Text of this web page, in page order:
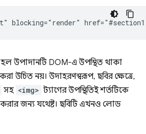
হল উপাদানটি DOM-এ উপস্থিত থাকা
উচিত নয়। উদাহরণস্বরূপ, ছবির ক্ষেত্রে,
সহ <img> ট্যাগের উপস্থিতিই শর্তটিকে
জন্য যথেষ্ট। ছবিটি এখনও লোড